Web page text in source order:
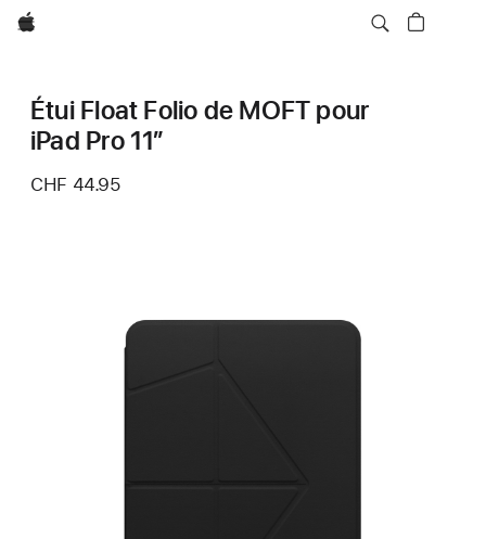
Apple
Étui Float Folio de MOFT pour
iPad Pro 11″
CHF 44.95